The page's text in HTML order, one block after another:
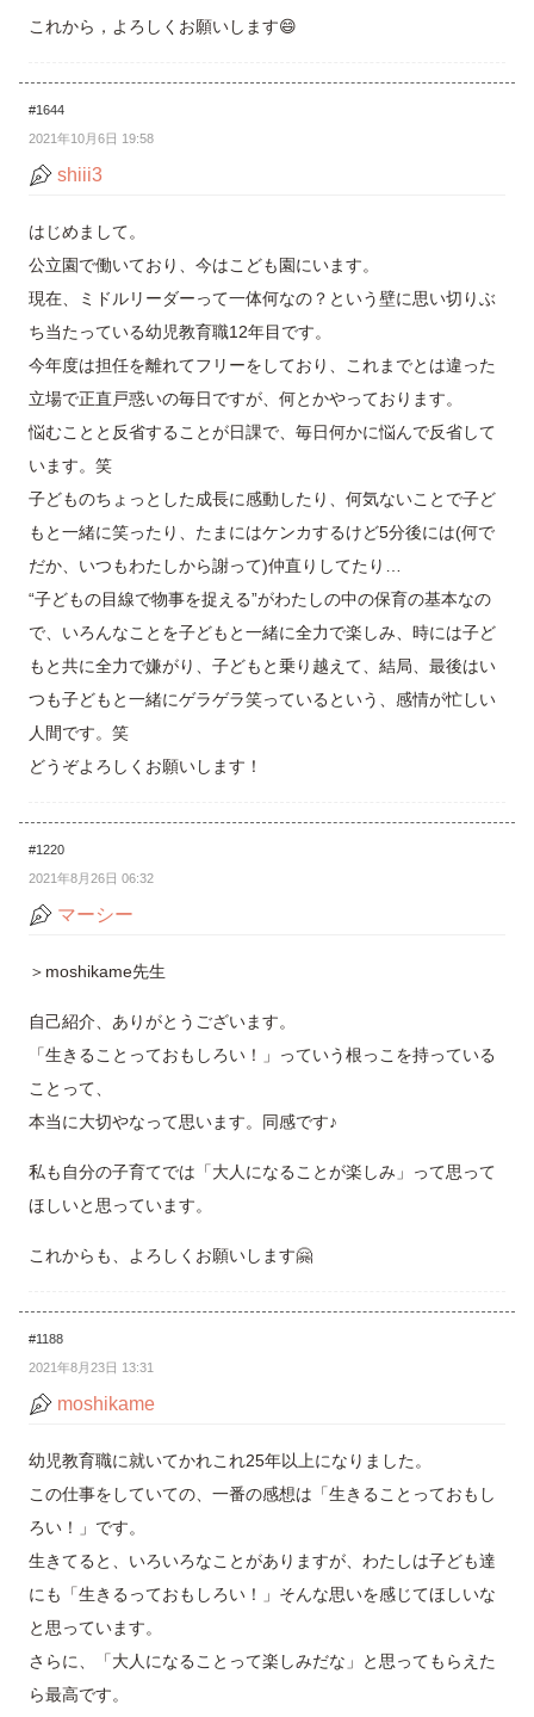
これから，よろしくお願いします😄
#1644
2021年10月6日 19:58
shiii3
はじめまして。
公立園で働いており、今はこども園にいます。
現在、ミドルリーダーって一体何なの？という壁に思い切りぶ
ち当たっている幼児教育職12年目です。
今年度は担任を離れてフリーをしており、これまでとは違った
立場で正直戸惑いの毎日ですが、何とかやっております。
悩むことと反省することが日課で、毎日何かに悩んで反省して
います。笑
子どものちょっとした成長に感動したり、何気ないことで子ど
もと一緒に笑ったり、たまにはケンカするけど5分後には(何で
だか、いつもわたしから謝って)仲直りしてたり…
“子どもの目線で物事を捉える”がわたしの中の保育の基本なの
で、いろんなことを子どもと一緒に全力で楽しみ、時には子ど
もと共に全力で嫌がり、子どもと乗り越えて、結局、最後はい
つも子どもと一緒にゲラゲラ笑っているという、感情が忙しい
人間です。笑
どうぞよろしくお願いします！
#1220
2021年8月26日 06:32
マーシー
＞moshikame先生
自己紹介、ありがとうございます。
「生きることっておもしろい！」っていう根っこを持っている
ことって、
本当に大切やなって思います。同感です♪
私も自分の子育てでは「大人になることが楽しみ」って思って
ほしいと思っています。
これからも、よろしくお願いします🤗
#1188
2021年8月23日 13:31
moshikame
幼児教育職に就いてかれこれ25年以上になりました。
この仕事をしていての、一番の感想は「生きることっておもし
ろい！」です。
生きてると、いろいろなことがありますが、わたしは子ども達
にも「生きるっておもしろい！」そんな思いを感じてほしいな
と思っています。
さらに、「大人になることって楽しみだな」と思ってもらえた
ら最高です。